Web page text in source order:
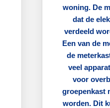
woning. De
dat de
verdeeld
Een van de
de
veel
voor
groepenkast
worden. Dit